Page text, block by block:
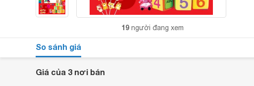
19 người đang xem
So sánh giá
Giá của 3 nơi bán